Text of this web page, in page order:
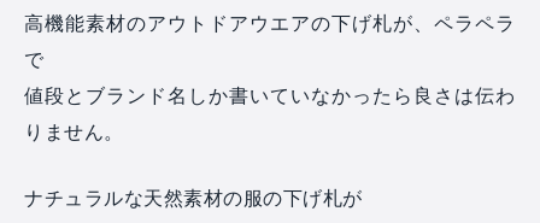
高機能素材のアウトドアウエアの下げ札が、ペラペラ
で
値段とブランド名しか書いていなかったら良さは伝わ
りません。
ナチュラルな天然素材の服の下げ札が